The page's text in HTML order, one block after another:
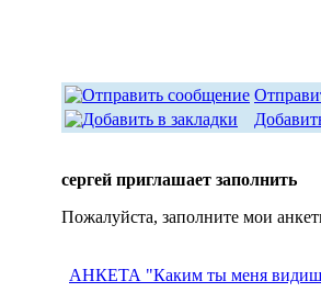
сергей приглашает заполнить
Пожалуйста, заполните мои
АНКЕТА "Каким ты меня